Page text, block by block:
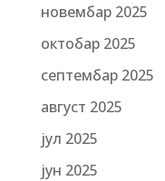
новембар 2025
октобар 2025
септембар 2025
август 2025
јул 2025
јун 2025